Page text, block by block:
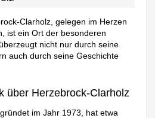
Clarholz, gelegen im Herzen
ist ein Ort der besonderen
nicht nur durch seine
auch durch seine Geschichte
über Herzebrock-Clarholz
im Jahr 1973, hat etwa